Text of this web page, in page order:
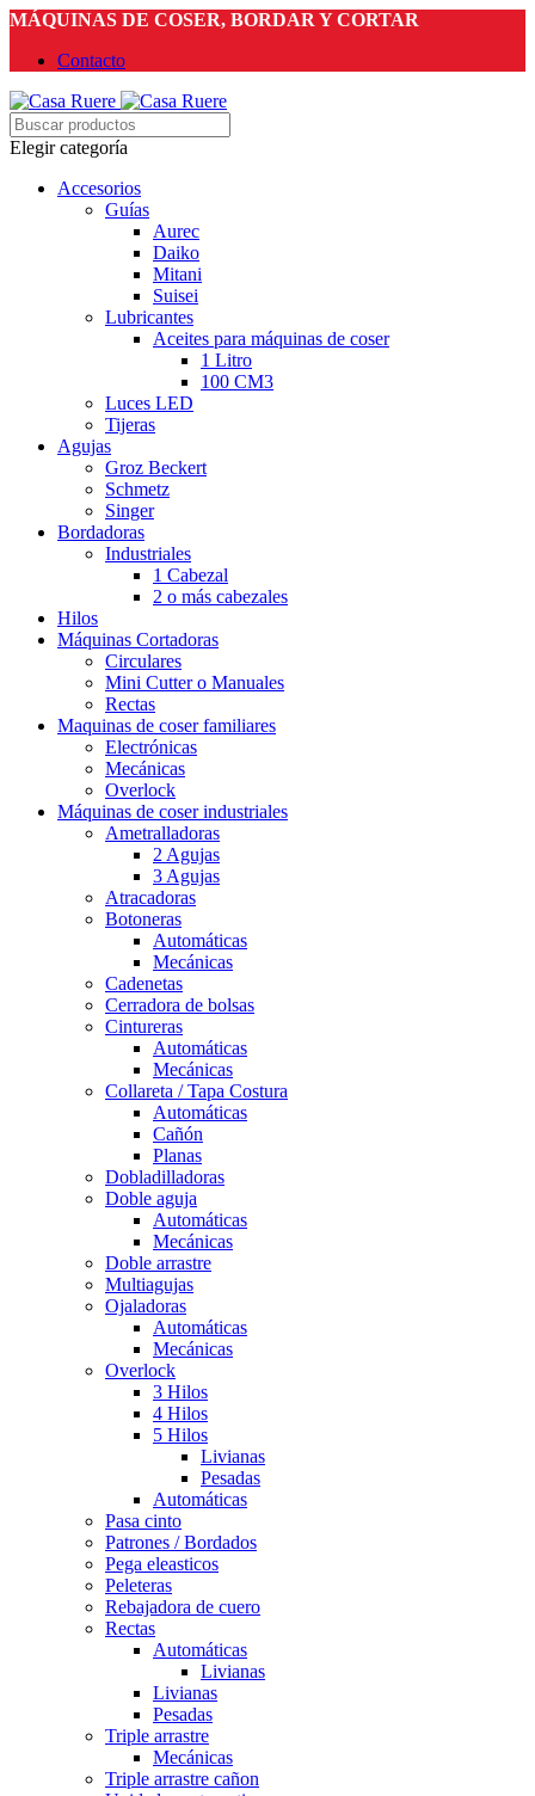
MÁQUINAS DE COSER, BORDAR Y CORTAR
Contacto
Elegir categoría
Accesorios
Guías
Aurec
Daiko
Mitani
Suisei
Lubricantes
Aceites para máquinas de coser
1 Litro
100 CM3
Luces LED
Tijeras
Agujas
Groz Beckert
Schmetz
Singer
Bordadoras
Industriales
1 Cabezal
2 o más cabezales
Hilos
Máquinas Cortadoras
Circulares
Mini Cutter o Manuales
Rectas
Maquinas de coser familiares
Electrónicas
Mecánicas
Overlock
Máquinas de coser industriales
Ametralladoras
2 Agujas
3 Agujas
Atracadoras
Botoneras
Automáticas
Mecánicas
Cadenetas
Cerradora de bolsas
Cintureras
Automáticas
Mecánicas
Collareta / Tapa Costura
Automáticas
Cañón
Planas
Dobladilladoras
Doble aguja
Automáticas
Mecánicas
Doble arrastre
Multiagujas
Ojaladoras
Automáticas
Mecánicas
Overlock
3 Hilos
4 Hilos
5 Hilos
Livianas
Pesadas
Automáticas
Pasa cinto
Patrones / Bordados
Pega eleasticos
Peleteras
Rebajadora de cuero
Rectas
Automáticas
Livianas
Livianas
Pesadas
Triple arrastre
Mecánicas
Triple arrastre cañon